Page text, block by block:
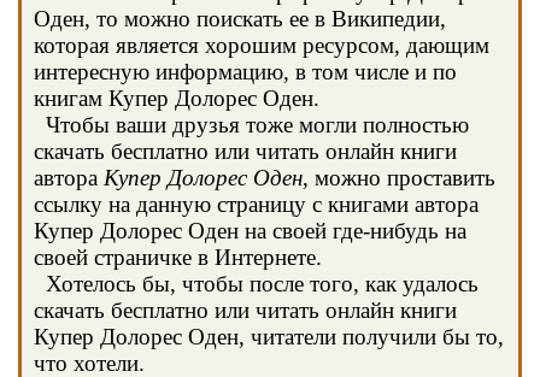
Оден, то можно поискать ее в Википедии,
которая является хорошим ресурсом, дающим
интересную информацию, в том числе и по
книгам Купер Долорес Оден.
Чтобы ваши друзья тоже могли полностью
скачать бесплатно или читать онлайн книги
автора Купер Долорес Оден, можно проставить
ссылку на данную страницу с книгами автора
Купер Долорес Оден на своей где-нибудь на
своей страничке в Интернете.
Хотелось бы, чтобы после того, как удалось
скачать бесплатно или читать онлайн книги
Купер Долорес Оден, читатели получили бы то,
что хотели.